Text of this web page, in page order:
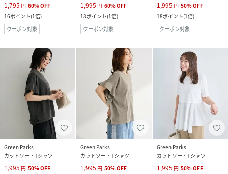
1,795 円 60%OFF
16ポイント(1倍)
クーポン対象
1,995 円 60%OFF
18ポイント(1倍)
クーポン対象
1,995 円 50%OFF
18ポイント(1倍)
クーポン対象
Green Parks
カットソー・Tシャツ
1,995 円 50%OFF
Green Parks
カットソー・Tシャツ
1,995 円 50%OFF
Green Parks
カットソー・Tシャツ
1,995 円 50%OFF